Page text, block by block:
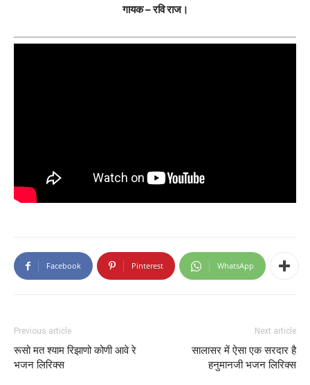
गायक – रवि राज।
Facebook Pinterest WhatsApp
Previous article
रूसो मत श्याम रिझाणो कोणी आवे रे
भजन लिरिक्स
Next article
सालासर में ऐसा एक सरदार है
हनुमानजी भजन लिरिक्स